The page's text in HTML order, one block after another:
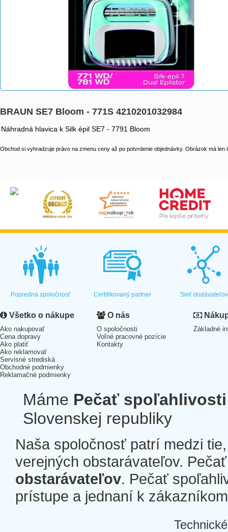
BRAUN SE7 Bloom - 771S 4210201032984
Náhradná hlavica k Silk épil SE7 - 7791 Bloom
Obchod si vyhradzuje právo na zmenu ceny až po potvrdenie objednávky. Obrázok má len
Popredná spoločnosť Certifikovaný partner Sieť dodávateľov
Všetko o nákupe
Ako nakupovať
Cena dopravy
Ako platiť
Ako reklamovať
Servisné strediská
Obchodné podmienky
Reklamačné podmienky
O nás
O spoločnosti
Voľné pracovné pozície
Kontakty
Základné
Máme Pečať spoľahlivosti
Slovenskej republiky
Naša spoločnosť patrí medzi
verejných obstarávateľov.
obstarávateľov. Pečať
prístupe a jednaní k